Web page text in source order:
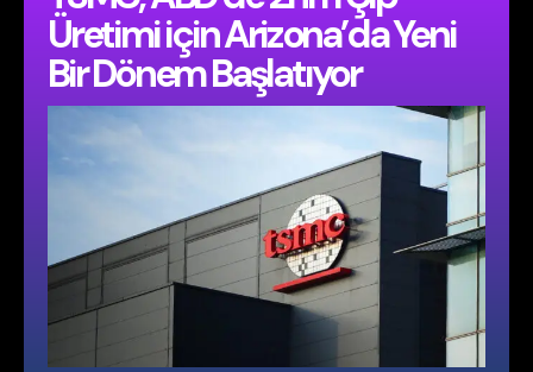
Üretimi için Arizona’da Yeni
Bir Dönem Başlatıyor